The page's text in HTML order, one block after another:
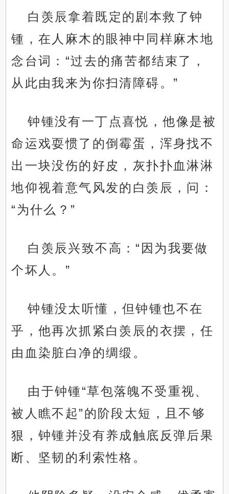
白羡辰拿着既定的剧本救了钟
锺，在人麻木的眼神中同样麻木地
念台词：“过去的痛苦都结束了，
从此由我来为你扫清障碍。”
钟锺没有一丁点喜悦，他像是被
命运戏耍惯了的倒霉蛋，浑身找不
出一块没伤的好皮，灰扑扑血淋淋
地仰视着意气风发的白羡辰，问：
“为什么？”
白羡辰兴致不高：“因为我要做
个坏人。”
钟锺没太听懂，但钟锺也不在
乎，他再次抓紧白羡辰的衣摆，任
由血染脏白净的绸缎。
由于钟锺“草包落魄不受重视、
被人瞧不起”的阶段太短，且不够
狠，钟锺并没有养成触底反弹后果
断、坚韧的利索性格。